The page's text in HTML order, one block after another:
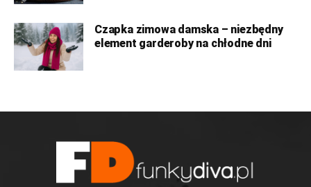
Czapka zimowa damska – niezbędny
element garderoby na chłodne dni